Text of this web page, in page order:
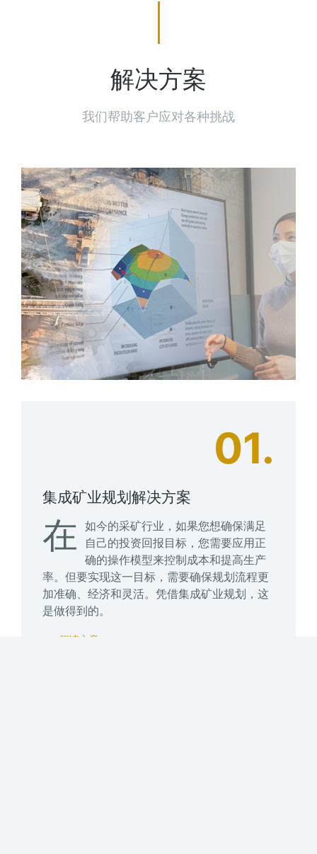
解决方案
我们帮助客户应对各种挑战
01.
集成矿业规划解决方案
在
如今的采矿行业，如果您想确保满足
自己的投资回报目标，您需要应用正
确的操作模型来控制成本和提高生产
率。但要实现这一目标，需要确保规划流程更
加准确、经济和灵活。凭借集成矿业规划，这
是做得到的。
阅读文章